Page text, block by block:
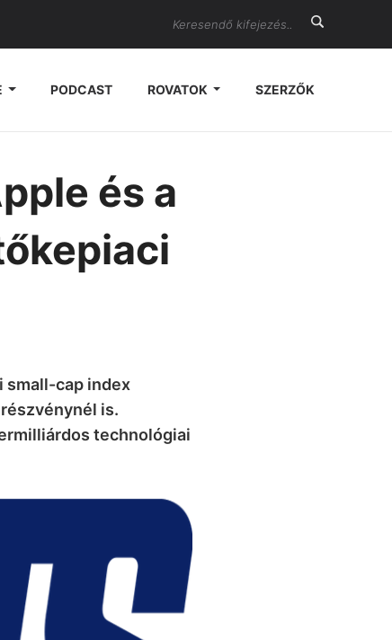
Search
PODCAST ROVATOK SZERZŐK
és a
small-cap index
is.
technológiai